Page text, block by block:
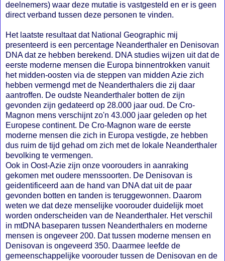
deelnemers) waar deze mutatie is vastgesteld en er is geen
direct verband tussen deze personen te vinden.
Het laatste resultaat dat National Geographic mij
presenteerd is een percentage Neanderthaler en Denisovan
DNA dat ze hebben berekend. DNA studies wijzen uit dat de
eerste moderne mensen die Europa binnentrokken vanuit
het midden-oosten via de steppen van midden Azie zich
hebben vermengd met de Neanderthalers die zij daar
aantroffen. De oudste Neanderthaler botten de zijn
gevonden zijn gedateerd op 28.000 jaar oud. De Cro-
Magnon mens verschijnt zo'n 43.000 jaar geleden op het
Europese continent. De Cro-Magnon ware de eerste
moderne mensen die zich in Europa vestigde, ze hebben
dus ruim de tijd gehad om zich met de lokale Neanderthaler
bevolking te vermengen.
Ook in Oost-Azie zijn onze voorouders in aanraking
gekomen met oudere menssoorten. De Denisovan is
geidentificeerd aan de hand van DNA dat uit de paar
gevonden botten en tanden is teruggewonnen. Daarom
weten we dat deze menselijke voorouder duidelijk moet
worden onderscheiden van de Neanderthaler. Het verschil
in mtDNA baseparen tussen Neanderthalers en moderne
mensen is ongeveer 200. Dat tussen moderne mensen en
Denisovan is ongeveerd 350. Daarmee leefde de
gemeenschappelijke voorouder tussen de Denisovan en de